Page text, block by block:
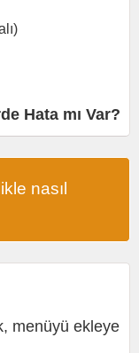
Hata mı Var?
nasıl
menüyü ekleye